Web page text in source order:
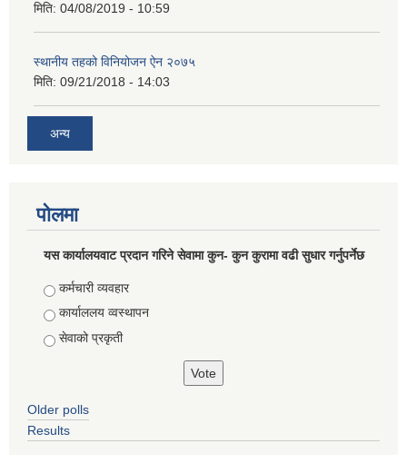
मिति: 04/08/2019 - 10:59
स्थानीय तहको विनियोजन ऐन २०७५
मिति: 09/21/2018 - 14:03
अन्य
पोलमा
यस कार्यालयवाट प्रदान गरिने सेवामा कुन- कुन कुरामा वढी सुधार गर्नुपर्नेछ
Choices
कर्मचारी व्यवहार
कार्याललय व्वस्थापन
सेवाको प्रकृती
Older polls
Results